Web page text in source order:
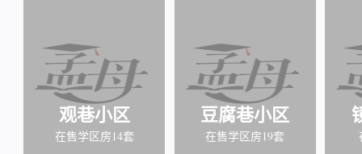
观巷小区
在售学区房14套
豆腐巷小区
在售学区房19套